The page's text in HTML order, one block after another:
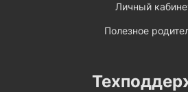
Личный
Полезное